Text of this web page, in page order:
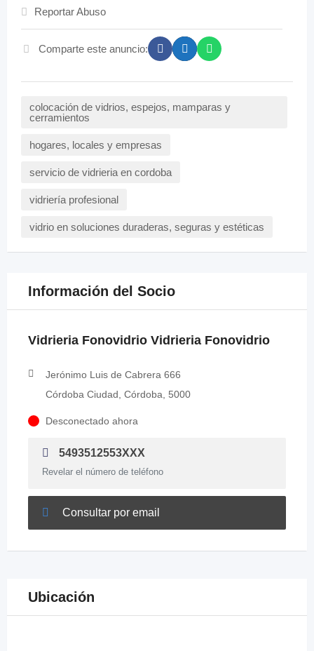
Reportar Abuso
Comparte este anuncio:
colocación de vidrios, espejos, mamparas y
cerramientos
hogares, locales y empresas
servicio de vidrieria en cordoba
vidriería profesional
vidrio en soluciones duraderas, seguras y estéticas
Información del Socio
Vidrieria Fonovidrio Vidrieria Fonovidrio
Jerónimo Luis de Cabrera 666
Córdoba Ciudad, Córdoba, 5000
Desconectado ahora
5493512553XXX
Revelar el número de teléfono
Consultar por email
Ubicación